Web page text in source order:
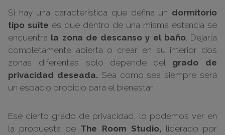
Si hay una característica que defina un dormitorio
tipo suite es que dentro de una misma estancia se
encuentra la zona de descanso y el baño. Dejarla
completamente abierta o crear en su interior dos
zonas diferentes sólo depende del grado de
privacidad deseada.Sea como sea siempre será
un espacio propicio para el bienestar.
Ese cierto grado de privacidad, lo podemos ver en
la propuesta de The Room Studio, liderado por